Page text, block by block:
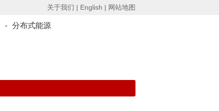
关于我们 | English | 网站地图
- 分布式能源